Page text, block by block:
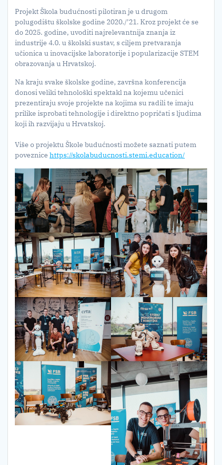
Projekt Škola budućnosti pilotiran je u drugom
polugodištu školske godine 2020./’21. Kroz projekt će se
do 2025. godine, uvoditi najrelevantnija znanja iz
industrije 4.0. u školski sustav, s ciljem pretvaranja
učionica u inovacijske laboratorije i popularizacije STEM
obrazovanja u Hrvatskoj.
Na kraju svake školske godine, završna konferencija
donosi veliki tehnološki spektakl na kojemu učenici
prezentiraju svoje projekte na kojima su radili te imaju
prilike isprobati tehnologije i direktno popričati s ljudima
koji ih razvijaju u Hrvatskoj.
Više o projektu Škole budućnosti možete saznati putem
poveznice https://skolabuducnosti.stemi.education/